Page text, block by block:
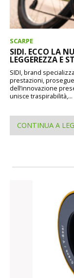
SCARPE
SIDI. ECCO LA
LEGGEREZZA E
SIDI, brand
prestazioni,
dell’innovazione
unisce traspirabilità,...
CONTINUA A